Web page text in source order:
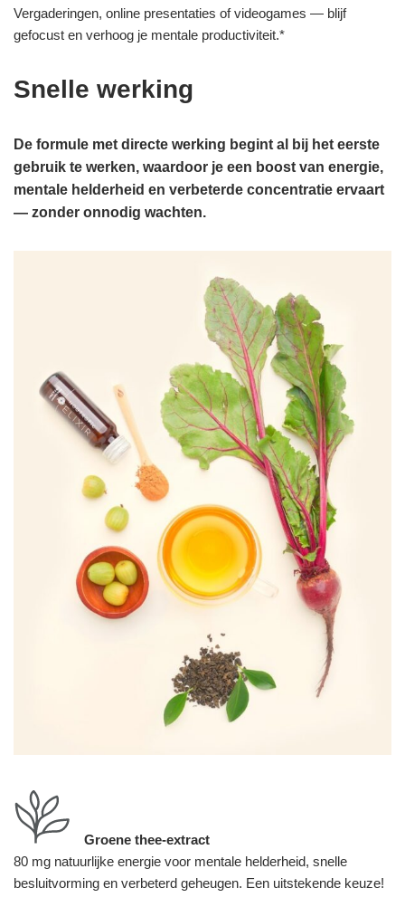
Vergaderingen, online presentaties of videogames — blijf
gefocust en verhoog je mentale productiviteit.*
Snelle werking
De formule met directe werking begint al bij het eerste
gebruik te werken, waardoor je een boost van energie,
mentale helderheid en verbeterde concentratie ervaart
— zonder onnodig wachten.
Groene thee-extract
80 mg natuurlijke energie voor mentale helderheid, snelle
besluitvorming en verbeterd geheugen. Een uitstekende keuze!